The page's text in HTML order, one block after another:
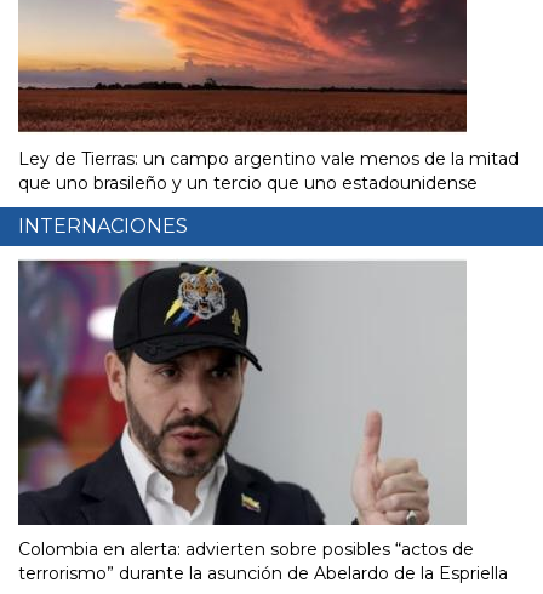
Ley de Tierras: un campo argentino vale menos de la mitad
que uno brasileño y un tercio que uno estadounidense
INTERNACIONES
Colombia en alerta: advierten sobre posibles “actos de
terrorismo” durante la asunción de Abelardo de la Espriella